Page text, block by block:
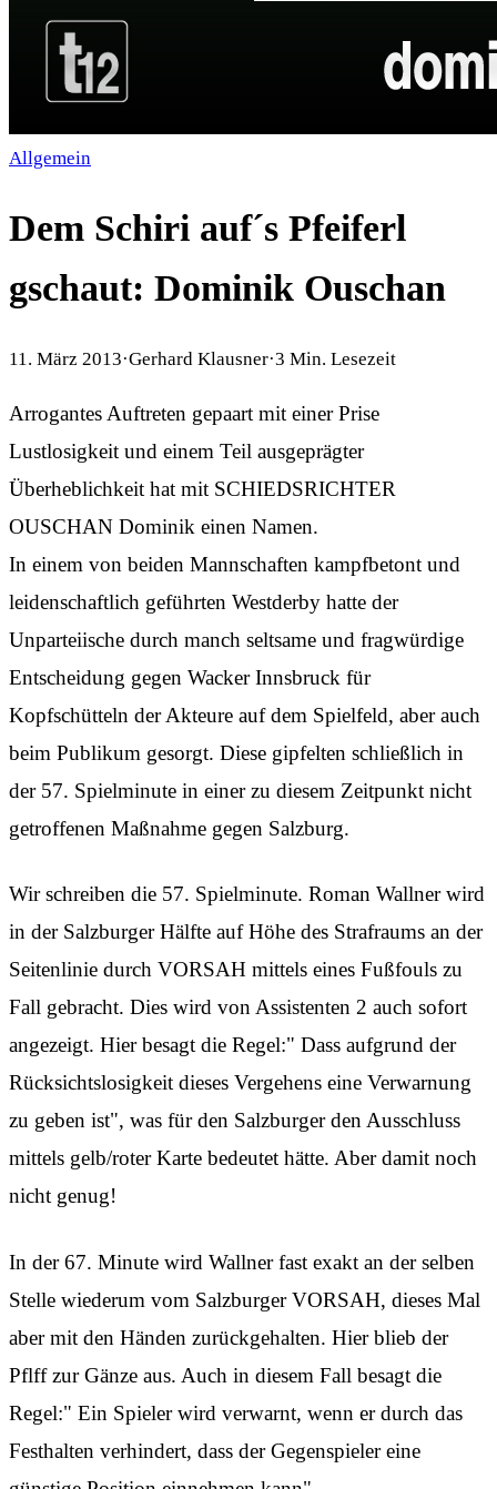
Allgemein
Dem Schiri auf´s Pfeiferl
gschaut: Dominik Ouschan
11. März 2013·Gerhard Klausner·3 Min. Lesezeit
Arrogantes Auftreten gepaart mit einer Prise
Lustlosigkeit und einem Teil ausgeprägter
Überheblichkeit hat mit SCHIEDSRICHTER
OUSCHAN Dominik einen Namen.
In einem von beiden Mannschaften kampfbetont und
leidenschaftlich geführten Westderby hatte der
Unparteiische durch manch seltsame und fragwürdige
Entscheidung gegen Wacker Innsbruck für
Kopfschütteln der Akteure auf dem Spielfeld, aber auch
beim Publikum gesorgt. Diese gipfelten schließlich in
der 57. Spielminute in einer zu diesem Zeitpunkt nicht
getroffenen Maßnahme gegen Salzburg.
Wir schreiben die 57. Spielminute. Roman Wallner wird
in der Salzburger Hälfte auf Höhe des Strafraums an der
Seitenlinie durch VORSAH mittels eines Fußfouls zu
Fall gebracht. Dies wird von Assistenten 2 auch sofort
angezeigt. Hier besagt die Regel:" Dass aufgrund der
Rücksichtslosigkeit dieses Vergehens eine Verwarnung
zu geben ist", was für den Salzburger den Ausschluss
mittels gelb/roter Karte bedeutet hätte. Aber damit noch
nicht genug!
In der 67. Minute wird Wallner fast exakt an der selben
Stelle wiederum vom Salzburger VORSAH, dieses Mal
aber mit den Händen zurückgehalten. Hier blieb der
Pflff zur Gänze aus. Auch in diesem Fall besagt die
Regel:" Ein Spieler wird verwarnt, wenn er durch das
Festhalten verhindert, dass der Gegenspieler eine